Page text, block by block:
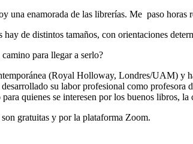
una enamorada de las librerías. Me paso horas
hay de distintos tamaños, con orientaciones
para llegar a serlo?
(Royal Holloway, Londres/UAM) y
su labor profesional como
quienes se interesen por los buenos libros,
gratuitas y por la plataforma Zoom.